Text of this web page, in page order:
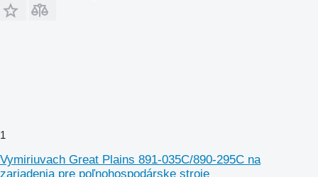
1
Vymiriuvach Great Plains 891-035C/890-295C na
zariadenia pre poľnohospodárske stroje